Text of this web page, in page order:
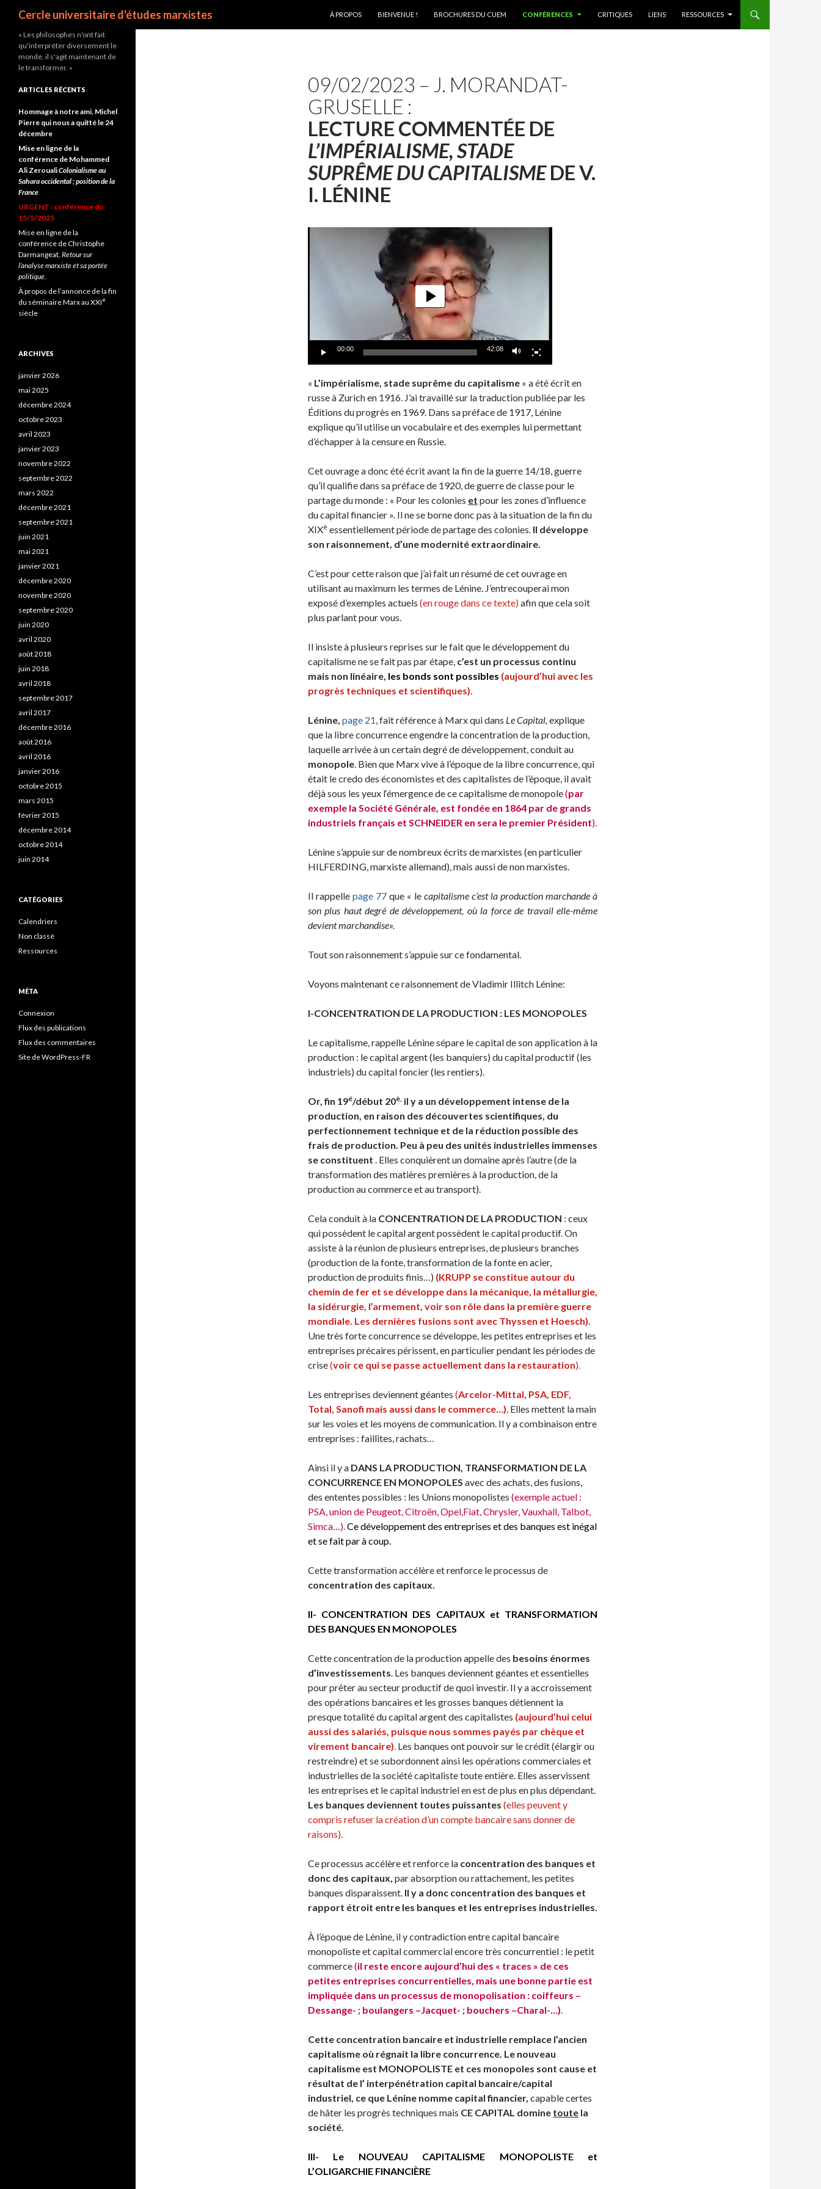
Cercle universitaire d'études marxistes
À PROPOS
BIENVENUE ! BROCHURES DU CUEM CONFÉRENCES CRITIQUES LIENS RESSOURCES
09/02/2023 – J. MORANDAT-
GRUSELLE :
LECTURE COMMENTÉE DE
L’IMPÉRIALISME, STADE
SUPRÊME DU CAPITALISMEDE V.
I. LÉNINE
00:00 42:08
« L’impérialisme, stade suprême du capitalisme » a été écrit en
russe à Zurich en 1916. J’ai travaillé sur la traduction publiée par les
Éditions du progrès en 1969. Dans sa préface de 1917, Lénine
explique qu’il utilise un vocabulaire et des exemples lui permettant
d’échapper à la censure en Russie.
Cet ouvrage a donc été écrit avant la fin de la guerre 14/18, guerre
qu’il qualifie dans sa préface de 1920, de guerre de classe pour le
partage du monde : « Pour les colonies et pour les zones d’influence
du capital financier ». Il ne se borne donc pas à la situation de la fin du
XIXè essentiellement période de partage des colonies. Il développe
son raisonnement, d’une modernité extraordinaire.
C’est pour cette raison que j’ai fait un résumé de cet ouvrage en
utilisant au maximum les termes de Lénine. J’entrecouperai mon
exposé d’exemples actuels (en rouge dans ce texte)afin que cela soit
plus parlant pour vous.
Il insiste à plusieurs reprises sur le fait que le développement du
capitalisme ne se fait pas par étape, c’est un processus continu
mais non linéaire, les bonds sont possibles (aujourd’hui avec les
progrès techniques et scientifiques).
Lénine, page 21, fait référence à Marx qui dans Le Capital, explique
que la libre concurrence engendre la concentration de la production,
laquelle arrivée à un certain degré de développement, conduit au
monopole. Bien que Marx vive à l’époque de la libre concurrence, qui
était le credo des économistes et des capitalistes de l’époque, il avait
déjà sous les yeux l‘émergence de ce capitalisme de monopole(par
exemple la Société Générale, est fondée en 1864 par de grands
industriels français et SCHNEIDER en sera le premier Président).
Lénine s’appuie sur de nombreux écrits de marxistes (en particulier
HILFERDING, marxiste allemand), mais aussi de non marxistes.
Il rappellepage 77 que « le capitalisme c’est la production marchande à
son plus haut degré de développement, où la force de travail elle-même
devient marchandise».
Tout son raisonnement s’appuie sur ce fondamental.
Voyons maintenant ce raisonnement de Vladimir Illitch Lénine:
I-CONCENTRATION DE LA PRODUCTION : LES MONOPOLES
Le capitalisme, rappelle Lénine sépare le capital de son application à la
production : le capital argent (les banquiers) du capital productif (les
industriels) du capital foncier (les rentiers).
Or, fin 19é/début 20è, il y a un développement intense de la
production, en raison des découvertes scientifiques, du
perfectionnement technique et de la réduction possible des
frais de production. Peu à peu des unités industrielles immenses
se constituent . Elles conquièrent un domaine après l’autre (de la
transformation des matières premières à la production, de la
production au commerce et au transport).
Cela conduit à la CONCENTRATION DE LA PRODUCTION : ceux
qui possèdent le capital argent possèdent le capital productif. On
assiste à la réunion de plusieurs entreprises, de plusieurs branches
(production de la fonte, transformation de la fonte en acier,
production de produits finis…) (KRUPP se constitue autour du
chemin de fer et se développe dans la mécanique, la métallurgie,
la sidérurgie, l’armement, voir son rôle dans la première guerre
mondiale. Les dernières fusions sont avec Thyssen et Hoesch).
Une très forte concurrence se développe, les petites entreprises et les
entreprises précaires périssent, en particulier pendant les périodes de
crise(voir ce qui se passe actuellement dans la restauration).
Les entreprises deviennent géantes (Arcelor-Mittal, PSA, EDF,
Total, Sanofi mais aussi dans le commerce…). Elles mettent la main
sur les voies et les moyens de communication. Il y a combinaison entre
entreprises : faillites, rachats…
Ainsi il y a DANS LA PRODUCTION, TRANSFORMATION DE LA
CONCURRENCE EN MONOPOLES avec des achats, des fusions,
des ententes possibles : les Unions monopolistes (exempleactuel :
PSA, unionde Peugeot, Citroën, Opel,Fiat, Chrysler, Vauxhall, Talbot,
Simca…).Ce développement des entreprises et des banques est inégal
etse fait par à coup.
Cette transformation accélère et renforce le processus de
concentration des capitaux.
II- CONCENTRATION DES CAPITAUX et TRANSFORMATION
DES BANQUES EN MONOPOLES
Cette concentration de la production appelle des besoins énormes
d’investissements. Les banques deviennent géantes et essentielles
pour prêter au secteur productif de quoi investir. Il y a accroissement
des opérations bancaires et les grosses banques détiennent la
presque totalité du capital argent des capitalistes (aujourd’hui celui
aussi des salariés, puisque nous sommes payés par chèque et
virement bancaire). Les banques ont pouvoir sur le crédit (élargir ou
restreindre) et se subordonnent ainsi les opérations commerciales et
industrielles de la société capitaliste toute entière. Elles asservissent
les entreprises et le capital industriel en est de plus en plus dépendant.
Les banques deviennent toutes puissantes (elles peuvent y
compris refuser la création d’un compte bancaire sans donner de
raisons).
Ce processus accélère et renforce la concentration des banques et
donc des capitaux, par absorption ou rattachement, les petites
banques disparaissent. Il y a donc concentration des banques et
rapport étroit entre les banques et les entreprises industrielles.
À l’époque de Lénine, il y contradiction entre capital bancaire
monopoliste et capital commercial encore très concurrentiel : le petit
commerce(il reste encore aujourd’hui des « traces » de ces
petites entreprises concurrentielles, mais une bonne partie est
impliquée dans un processus de monopolisation : coiffeurs –
Dessange- ; boulangers –Jacquet- ; bouchers –Charal-…).
Cette concentration bancaire et industrielle remplace l’ancien
capitalisme où régnait la libre concurrence. Le nouveau
capitalisme est MONOPOLISTE et ces monopoles sont cause et
résultat de l’ interpénétration capital bancaire/capital
industriel, ce que Lénine nomme capital financier, capable certes
de hâter les progrès techniques mais CE CAPITAL domine toute la
société.
III- Le NOUVEAU CAPITALISME MONOPOLISTE et
L’OLIGARCHIE FINANCIÈRE
« Les philosophes n'ont fait
qu'interpréter diversement le
monde, il s'agit maintenant de
le transformer. »
ARTICLES RÉCENTS
Hommage à notre ami, Michel
Pierre qui nous a quitté le 24
décembre
Mise en ligne de la
conférence de Mohammed
Ali ZeroualiColonialisme au
Sahara occidental ; position de la
France
URGENT : conférence du
15/5/2025
Mise en ligne de la
conférence de Christophe
Darmangeat, Retour sur
l’analyse marxiste et sa portée
politique.
À propos de l’annonce de la fin
du séminaire Marx au XXIe
siècle
ARCHIVES
janvier 2026
mai 2025
décembre 2024
octobre 2023
avril 2023
janvier 2023
novembre 2022
septembre 2022
mars 2022
décembre 2021
septembre 2021
juin 2021
mai 2021
janvier 2021
décembre 2020
novembre 2020
septembre 2020
juin 2020
avril 2020
août 2018
juin 2018
avril 2018
septembre 2017
avril 2017
décembre 2016
août 2016
avril 2016
janvier 2016
octobre 2015
mars 2015
février 2015
décembre 2014
octobre 2014
juin 2014
CATÉGORIES
Calendriers
Non classé
Ressources
MÉTA
Connexion
Flux des publications
Flux des commentaires
Site de WordPress-FR